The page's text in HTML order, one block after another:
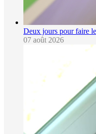
Deux jours pour faire
07 août 2026